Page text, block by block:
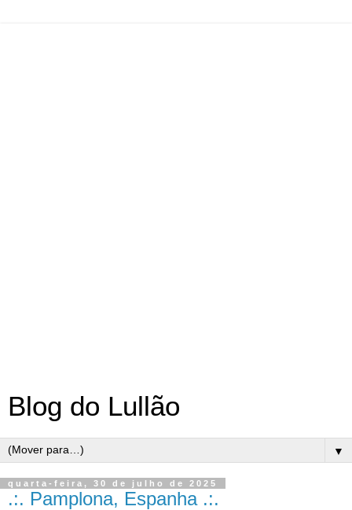
Blog do Lullão
▼
quarta-feira, 30 de julho de 2025
.:. Pamplona, Espanha .:.